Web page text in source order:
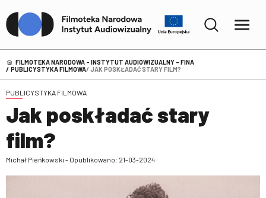
FILMOTEKA NARODOWA – INSTYTUT AUDIOWIZUALNY - FINA
PUBLICYSTYKA FILMOWA JAK POSKŁADAĆ STARY FILM?
PUBLICYSTYKA FILMOWA
Jak poskładać stary
film?
Michał Pieńkowski - Opublikowano: 21-03-2024